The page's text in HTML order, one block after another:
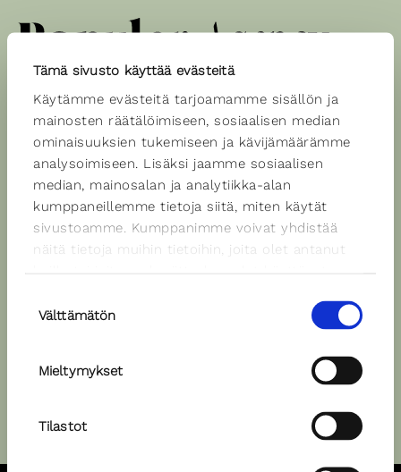
Tämä sivusto käyttää evästeitä
Käytämme evästeitä tarjoamamme sisällön ja
mainosten räätälöimiseen, sosiaalisen median
ominaisuuksien tukemiseen ja kävijämäärämme
analysoimiseen. Lisäksi jaamme sosiaalisen
median, mainosalan ja analytiikka-alan
kumppaneillemme tietoja siitä, miten käytät
sivustoamme. Kumppanimme voivat yhdistää
näitä tietoja muihin tietoihin, joita olet antanut
valinta
Välttämätön
Mieltymykset
Tilastot
Spiikkerit
Kristiina Puukko
Äänen väri: neutraali
Kielet: suomi